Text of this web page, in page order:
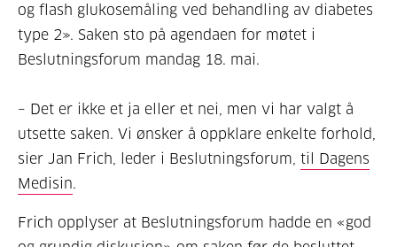
og flash glukosemåling ved behandling av diabetes
type 2». Saken sto på agendaen for møtet i
Beslutningsforum mandag 18. mai.
– Det er ikke et ja eller et nei, men vi har valgt å
utsette saken. Vi ønsker å oppklare enkelte forhold,
sier Jan Frich, leder i Beslutningsforum, til Dagens
Medisin.
Frich opplyser at Beslutningsforum hadde en «god